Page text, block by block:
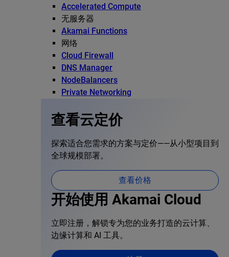
Accelerated Compute
无服务器
Akamai Functions
网络
Cloud Firewall
DNS Manager
NodeBalancers
Private Networking
查看云定价
探索适合您需求的方案与定价——从小型项目到
全球规模部署。
查看价格
开始使用 Akamai Cloud
立即注册，解锁专为您的业务打造的云计算、
边缘计算和 AI 工具。